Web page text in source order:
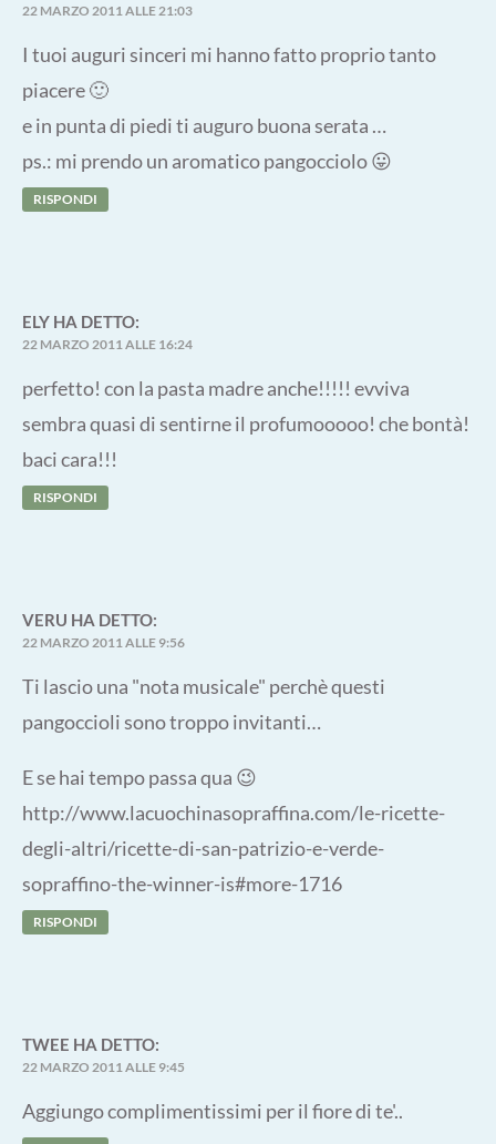
22 MARZO 2011 ALLE 21:03
I tuoi auguri sinceri mi hanno fatto proprio tanto
piacere 🙂
e in punta di piedi ti auguro buona serata …
ps.: mi prendo un aromatico pangocciolo 😛
RISPONDI
ELY HA DETTO:
22 MARZO 2011 ALLE 16:24
perfetto! con la pasta madre anche!!!!! evviva
sembra quasi di sentirne il profumooooo! che bontà!
baci cara!!!
RISPONDI
VERU HA DETTO:
22 MARZO 2011 ALLE 9:56
Ti lascio una "nota musicale" perchè questi
pangoccioli sono troppo invitanti…
E se hai tempo passa qua 😉
http://www.lacuochinasopraffina.com/le-ricette-
degli-altri/ricette-di-san-patrizio-e-verde-
sopraffino-the-winner-is#more-1716
RISPONDI
TWEE HA DETTO:
22 MARZO 2011 ALLE 9:45
Aggiungo complimentissimi per il fiore di te'..